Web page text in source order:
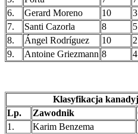
6.
Gerard Moreno 10 3
7.
Santi Cazorla 8 5
8.
Ángel Rodríguez 10 2
9.
Antoine Griezmann 8 4
Klasyfikacja
Lp.
Zawodnik
1.
Karim Benzema